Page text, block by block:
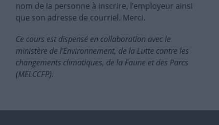
nom de la personne à inscrire, l’employeur ainsi
que son adresse de courriel. Merci.
Ce cours est dispensé en collaboration avec le
ministère de l’Environnement, de la Lutte contre les
changements climatiques, de la Faune et des Parcs
(MELCCFP).